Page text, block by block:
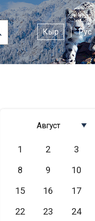
Кыр Рус
Август
Март
Апрель
Июнь
1 2 3
8
9 10
15
16 17
22
23 24